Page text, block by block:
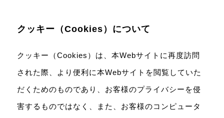
クッキー（Cookies）について
クッキー（Cookies）は、本Webサイトに再度訪問
された際、より便利に本Webサイトを閲覧していた
だくためのものであり、お客様のプライバシーを侵
害するものではなく、また、お客様のコンピュータ